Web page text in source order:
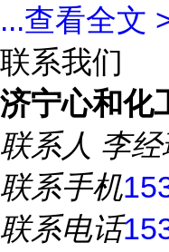
...查看全文
联系我们
济宁心和化
联系人 李
联系手机
联系电话